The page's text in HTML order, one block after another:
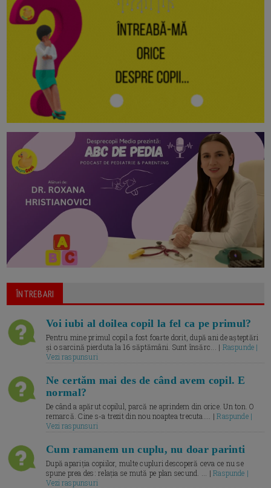
ÎNTREBARI
Voi iubi al doilea copil la fel ca pe primul?
Pentru mine primul copil a fost foarte dorit, după ani de așteptări
și o sarcină pierduta la 16 săptămâni. Sunt însărc... | Raspunde |
Vezi raspunsuri
Ne certăm mai des de când avem copil. E
normal?
De când a apărut copilul, parcă ne aprindem din orice. Un ton. O
remarcă. Cine s-a trezit din nou noaptea trecuta.... |Raspunde |
Vezi raspunsuri
Cum ramanem un cuplu, nu doar parinti
După apariția copiilor, multe cupluri descoperă ceva ce nu se
spune prea des: relația se mută pe plan secund. ... |Raspunde |
Vezi raspunsuri